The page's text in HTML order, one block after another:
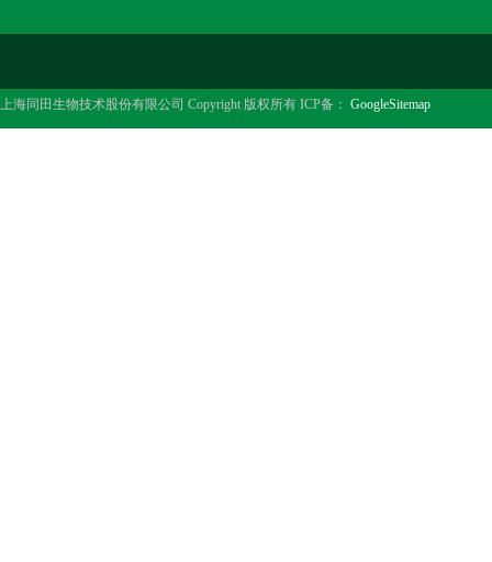
上海同田生物技术股份有限公司 Copyright 版权所有 ICP备： GoogleSitemap